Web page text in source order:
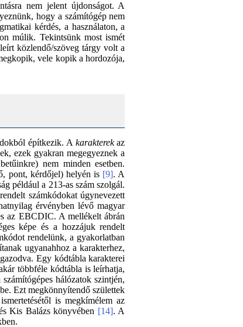
nem jelent újdonságot. A
hogy a számítógép nem
kérdés, a használaton, a
múlik. Tekintsünk most ismét
közlendő/szöveg tárgy volt a
vele kopik a hordozója,
építkezik. A karakterekaz
ezek gyakran megegyeznek a
nem minden esetben.
pont, kérdőjel) helyén is [9]. A
például a 213-as szám szolgál.
számkódokat úgynevezett
érvényben lévő magyar
az EBCDIC. A mellékelt ábrán
képe és a hozzájuk rendelt
rendelünk, a gyakorlatban
ugyanahhoz a karakterhez,
Egy kódtábla karakterei
többféle kódtábla is leírhatja,
hálózatok szintjén,
Ezt megkönnyítendő születtek
is megkímélem az
Kis Balázs könyvében [14]. A